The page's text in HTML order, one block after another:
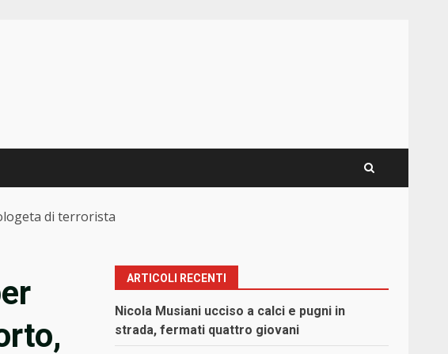
di terrorista
ARTICOLI RECENTI
Nicola Musiani ucciso a calci e pugni in
strada, fermati quattro giovani